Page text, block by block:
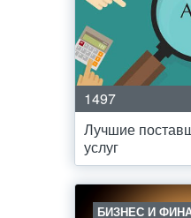
1497
Лучшие
услуг
БИЗНЕС И